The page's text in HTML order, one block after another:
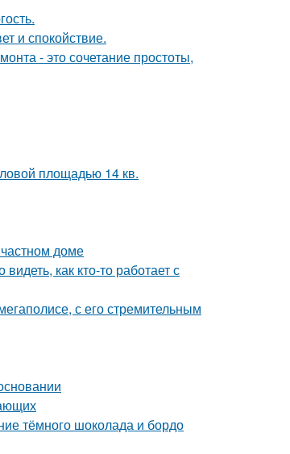
и спокойствие.
- это сочетание простоты,
площадью 14 кв.
доме
как кто-то работает с
с его стремительным
тёмного шоколада и бордо